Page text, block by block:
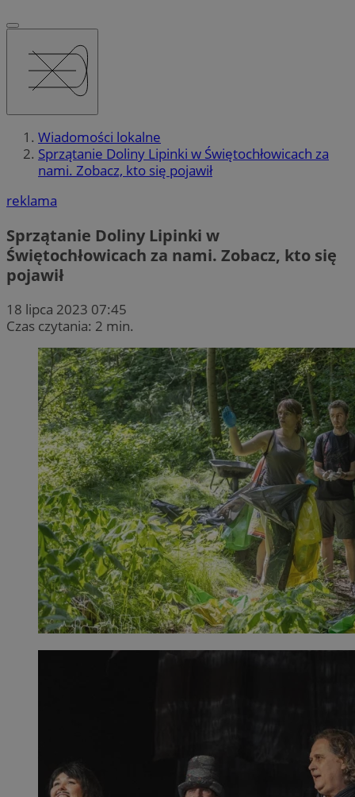
Wiadomości lokalne
Sprzątanie Doliny Lipinki w Świętochłowicach za
nami. Zobacz, kto się pojawił
reklama
Sprzątanie Doliny Lipinki w
Świętochłowicach za nami. Zobacz, kto się
pojawił
18 lipca 2023 07:45
Czas czytania: 2 min.